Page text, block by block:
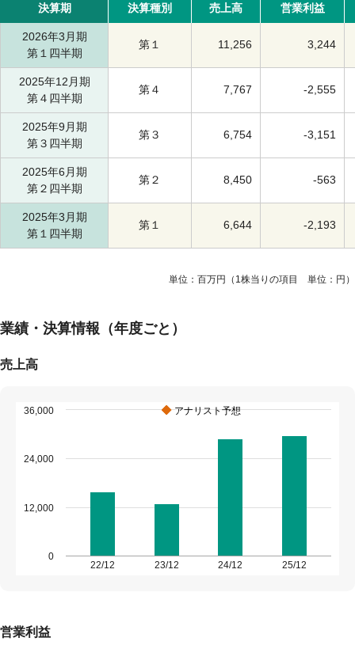
決算期 決算種別 売上高 営業利益
2026年3月期
第１四半期
第１ 11,256 3,244
2025年12月期
第４四半期
第４ 7,767 -2,555
2025年9月期
第３四半期
第３ 6,754 -3,151
2025年6月期
第２四半期
第２ 8,450 -563
2025年3月期
第１四半期
第１ 6,644 -2,193
単位：百万円（1株当りの項目 単位：円）
業績・決算情報（年度ごと）
売上高
アナリスト予想
22/12 23/12 24/12 25/12
0
12,000
24,000
36,000
営業利益